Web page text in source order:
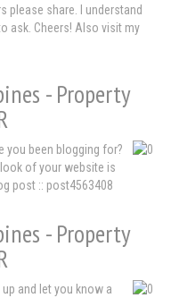
please share. I understand
ask. Cheers! Also visit my
- Property
you been blogging for?
of your website is
post :: post4563408
- Property
and let you know a